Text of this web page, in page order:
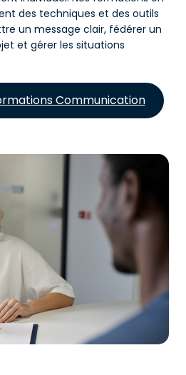
des techniques et des outils
un message clair, fédérer un
et gérer les situations
Communication